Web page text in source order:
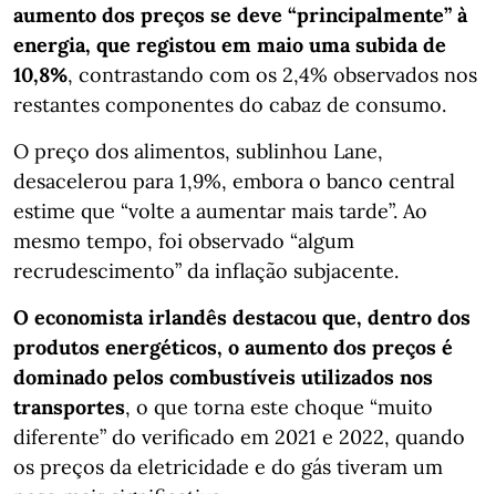
aumento dos preços se deve “principalmente” à
energia, que registou em maio uma subida de
10,8%, contrastando com os 2,4% observados nos
restantes componentes do cabaz de consumo.
O preço dos alimentos, sublinhou Lane,
desacelerou para 1,9%, embora o banco central
estime que “volte a aumentar mais tarde”. Ao
mesmo tempo, foi observado “algum
recrudescimento” da inflação subjacente.
O economista irlandês destacou que, dentro dos
produtos energéticos, o aumento dos preços é
dominado pelos combustíveis utilizados nos
transportes, o que torna este choque “muito
diferente” do verificado em 2021 e 2022, quando
os preços da eletricidade e do gás tiveram um